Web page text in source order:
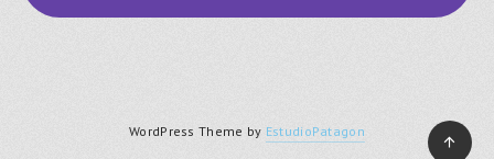
WordPress Theme by EstudioPatagon